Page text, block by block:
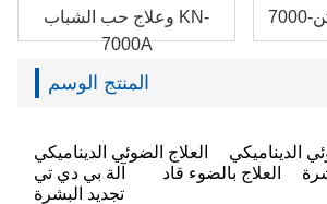
وعلاج حب الشباب KN-
7000A
المنتج الوسم
الديناميكي
العلاج الضوئي الديناميكي
العلاج بالضوء قاد
آلة بي دي تي
تجديد البشرة